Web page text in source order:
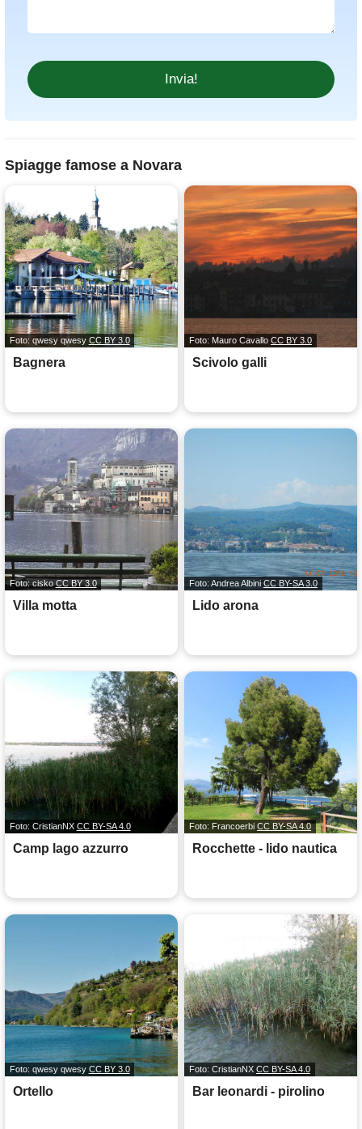
Spiagge famose a Novara
Foto: qwesy qwesy CC BY 3.0
Bagnera
Foto: Mauro Cavallo CC BY 3.0
Scivolo galli
Foto: ciskoCC BY 3.0
Villa motta
Foto: Andrea Albini CC BY-SA 3.0
Lido arona
Foto: CristianNX CC BY-SA 4.0
Camp lago azzurro
Foto: Francoerbi CC BY-SA 4.0
Rocchette - lido nautica
Foto: qwesy qwesy CC BY 3.0
Ortello
Foto: CristianNX CC BY-SA 4.0
Bar leonardi - pirolino